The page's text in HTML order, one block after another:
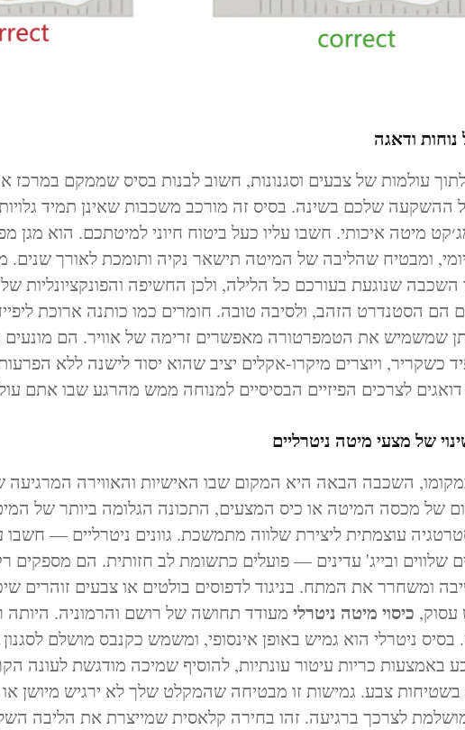
ודאגה
עולמות של צבעים וסגנונות, חשוב לבנות בסיס שממקם במרכז
ההשקעה שלכם בשינה. בסיס זה מורכב משכבות שאינן תמיד
מיטה איכותי. חשבו עליו כעל ביטוח חיוני למיטתכם. הוא מגן
ומבטיח שהליבה של המיטה תישאר נקיה ותומכת לאורך שנים.
השכבה שנוגעת בעורכם כל הלילה, ולכן החשיפה והפונקציונליות
הם הסטנדרט הזהב, ולסיבה טובה. חומרים כמו כותנה ארוכת
שמשמיש את הטמפרטורה מאפשרים זרימה של אוויר. הם מונעים
כשקריר, ויוצרים מיקרו-אקלים יציב שהוא יסוד לישנה ללא
לצרכים הפיזיים הבסיסיים למנוחה ממש מהרגע שבו אתם
של מצעי מיטה ניטרליים
השכבה הבאה היא המקום שבו האישיות והאווירה
של מכסה המיטה או כיס המצעים, התכונה הגלומה ביותר של
עוצמתית ליצירת שלווה מתמשכת. גוונים ניטרליים — חשבו
שלווים ובייג' עדינים — פועלים כתשומת לב חזותית. הם
ומשחרר את המתח. בניגוד לדפוסים בולטים או צבעים זוהרים
עסוק, כיסוי מיטה ניטרלי מעודד תחושה של רושם והרמוניה. היותה
בסיס ניטרלי הוא גמיש באופן אינסופי, ומשמש כקנבס מושלם
באמצעות כריות עיטור עונתיות, להוסיף שמיכה מודגשת לעונה
בשטיחות צבע. גמישות זו מבטיחה שהמקלט שלך לא ירגיש מיושן
לצרכך ברגיעה. זהו בחירה קלאסית שמייצרת את הליבה